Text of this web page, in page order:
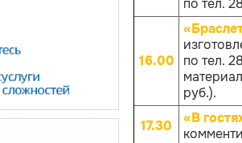
по тел.
16.00
по тел.
руб.).
17.30
«В